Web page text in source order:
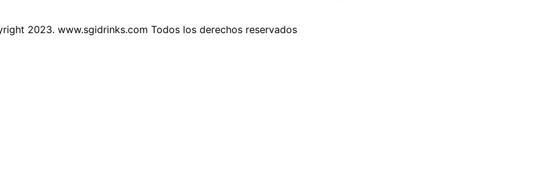
2023. www.sgidrinks.com Todos los derechos reservados